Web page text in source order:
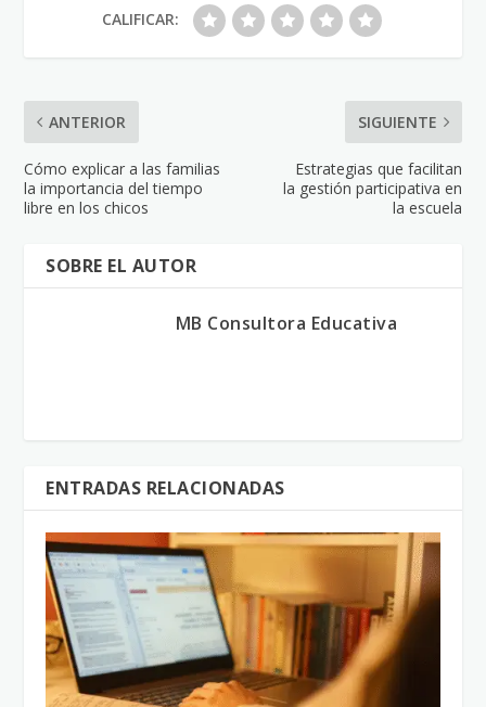
CALIFICAR:
ANTERIOR
Cómo explicar a las familias
la importancia del tiempo
libre en los chicos
SIGUIENTE
Estrategias que facilitan
la gestión participativa en
la escuela
SOBRE EL AUTOR
MB Consultora Educativa
ENTRADAS RELACIONADAS